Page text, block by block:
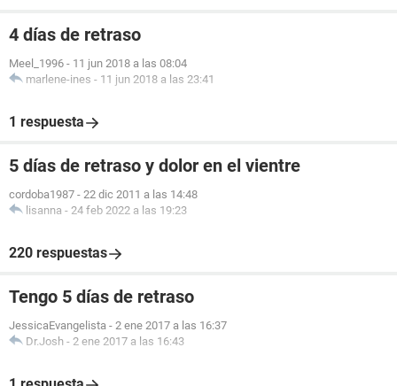
4 días de retraso
Meel_1996 - 11 jun 2018 a las 08:04
marlene-ines - 11 jun 2018 a las 23:41
1 respuesta
5 días de retraso y dolor en el vientre
cordoba1987 - 22 dic 2011 a las 14:48
lisanna - 24 feb 2022 a las 19:23
220 respuestas
Tengo 5 días de retraso
JessicaEvangelista - 2 ene 2017 a las 16:37
Dr.Josh - 2 ene 2017 a las 16:43